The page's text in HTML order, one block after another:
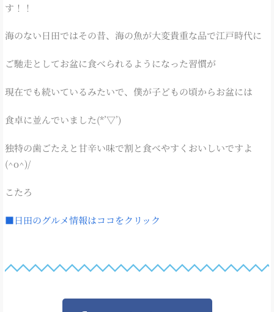
す！！
海のない日田ではその昔、海の魚が大変貴重な品で江戸時代に
ご馳走としてお盆に食べられるようになった習慣が
現在でも続いているみたいで、僕が子どもの頃からお盆には
食卓に並んでいました(*’▽’)
独特の歯ごたえと甘辛い味で割と食べやすくおいしいですよ
(^o^)/
こたろ
■日田のグルメ情報はココをクリック